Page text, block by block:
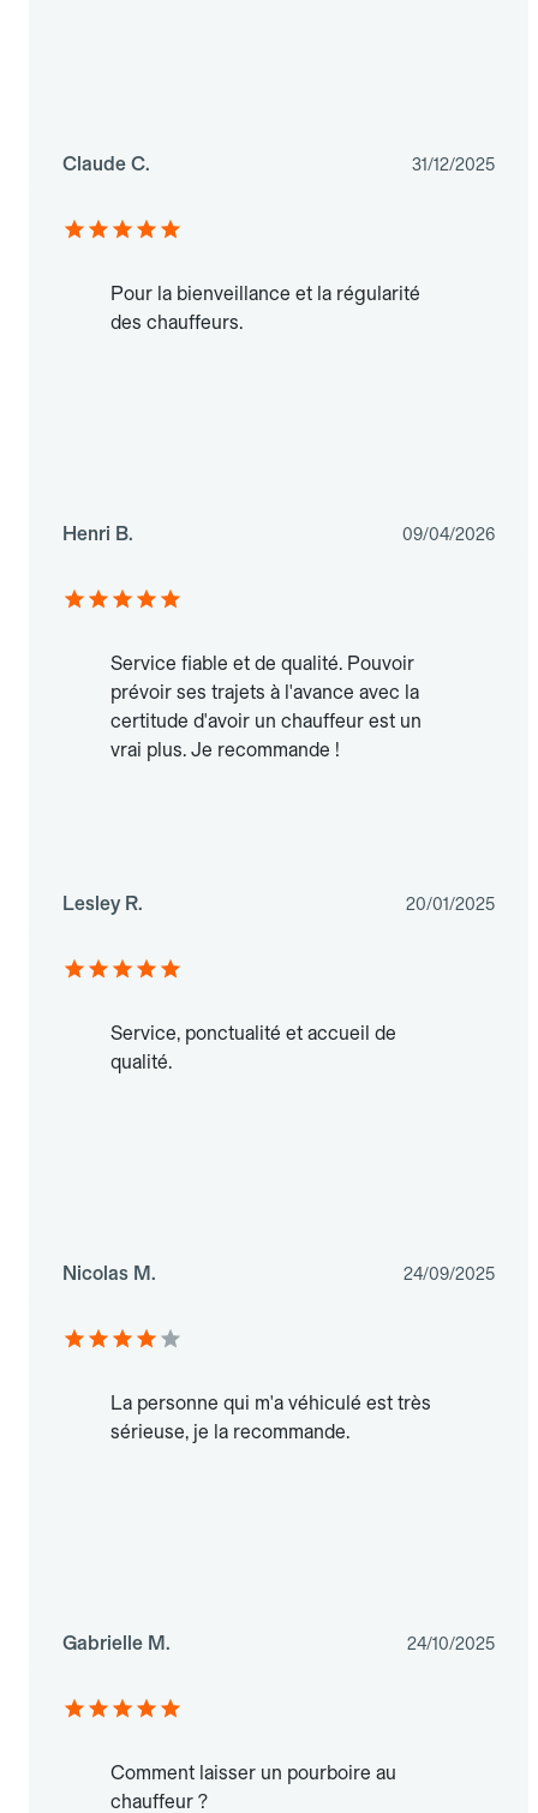
Claude C. 31/12/2025
Pour la bienveillance et la régularité
des chauffeurs.
Henri B. 09/04/2026
Service fiable et de qualité. Pouvoir
prévoir ses trajets à l'avance avec la
certitude d'avoir un chauffeur est un
vrai plus. Je recommande !
Lesley R. 20/01/2025
Service, ponctualité et accueil de
qualité.
Nicolas M. 24/09/2025
La personne qui m'a véhiculé est très
sérieuse, je la recommande.
Gabrielle M. 24/10/2025
Comment laisser un pourboire au
chauffeur ?